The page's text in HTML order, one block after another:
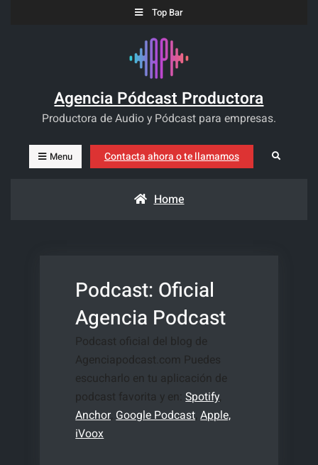
Top Bar
Agencia Pódcast Productora
Productora de Audio y Pódcast para empresas.
Menu Search
Contacta ahora o te llamamos
Home
Podcast: Oficial
Agencia Podcast
Podcast oficial del blog de
Agenciapodcast.com Puedes
escucharlo en tu aplicación de
podcast favorita y en:Spotify,
Anchor,Google Podcast,Apple,
iVoox